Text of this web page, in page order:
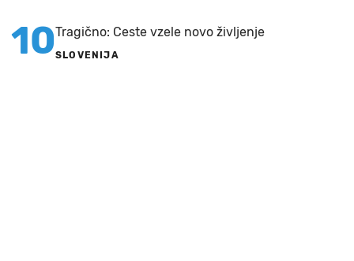
10Tragično: Ceste vzele novo življenje
SLOVENIJA